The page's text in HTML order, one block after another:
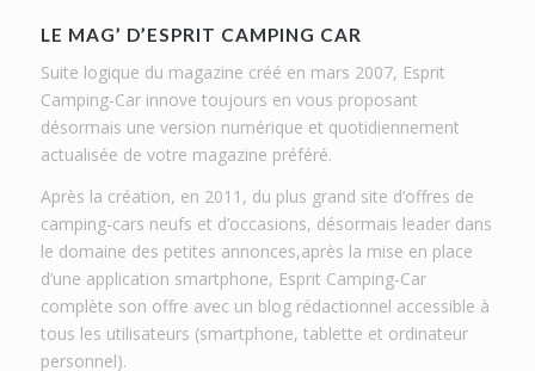
LE MAG’ D’ESPRIT CAMPING CAR
Suite logique du magazine créé en mars 2007, Esprit
Camping-Car innove toujours en vous proposant
désormais une version numérique et quotidiennement
actualisée de votre magazine préféré.
Après la création, en 2011, du plus grand site d’offres de
camping-cars neufs et d’occasions, désormais leader dans
le domaine des petites annonces,après la mise en place
d’une application smartphone, Esprit Camping-Car
complète son offre avec un blog rédactionnel accessible à
tous les utilisateurs (smartphone, tablette et ordinateur
personnel).